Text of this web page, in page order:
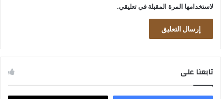
لاستخدامها المرة المقبلة في تعليقي.
تابعنا على